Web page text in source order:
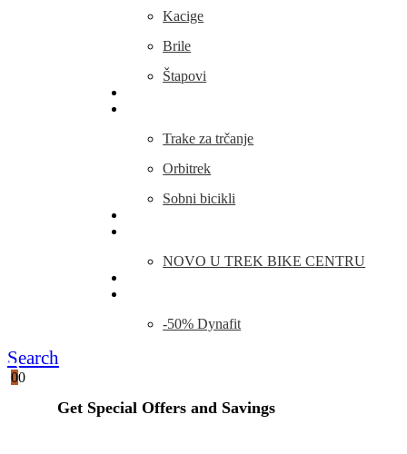
Kacige
Brile
Štapovi
Trake za trčanje
Orbitrek
Sobni bicikli
NOVO U TREK BIKE CENTRU
-50% Dynafit
Search
00
Get Special Offers and Savings